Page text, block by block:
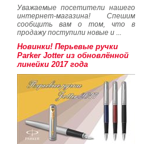
Уважаемые посетители нашего
интернет-магазина! Спешим
сообщить вам о том, что в
продажу поступили новые и ...
Новинки! Перьевые ручки
Parker Jotter из обновлённой
линейки 2017 года